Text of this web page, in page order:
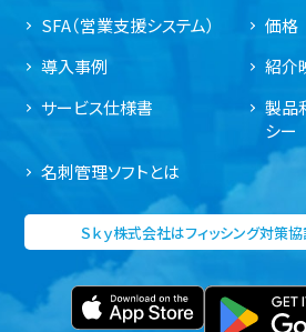
SFA（営業支援システム）
価格
導入事例
紹介
サービス仕様書
製品
シー
名刺管理ソフトとは
Ｓｋｙ株式会社はフィッシング対策